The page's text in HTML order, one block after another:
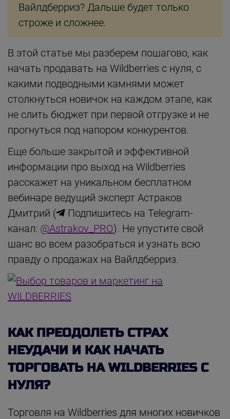
Вайлдберриз? Дальше будет только
строже и сложнее.
В этой статье мы разберем пошагово, как
начать продавать на Wildberries с нуля, с
какими подводными камнями может
столкнуться новичок на каждом этапе, как
не слить бюджет при первой отгрузке и не
прогнуться под напором конкурентов.
Еще больше закрытой и эффективной
информации про выход на Wildberries
расскажет на уникальном бесплатном
вебинаре ведущий эксперт Астраков
Дмитрий (
Подпишитесь на Telegram-
канал: @Astrakov_PRO). Не упустите свой
шанс во всем разобраться и узнать всю
правду о продажах на Вайлдберриз.
КАК ПРЕОДОЛЕТЬ СТРАХ
НЕУДАЧИ И КАК НАЧАТЬ
ТОРГОВАТЬ НА WILDBERRIES С
НУЛЯ?
Торговля на Wildberries для многих новичков